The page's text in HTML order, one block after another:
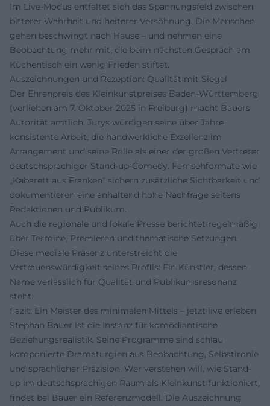
Im Live‑Modus entfaltet sich das Spannungsfeld zwischen
bitterer Wahrheit und heiterer Versöhnung. Die Menschen
gehen beschwingt nach Hause – und nehmen eine
Beobachtung mehr mit, die beim nächsten Gespräch am
Küchentisch ein wenig Frieden stiftet.
Auszeichnungen und Rezeption: Qualität mit Siegel
Der Ehrenpreis des Kleinkunstpreises Baden‑Württemberg
(verliehen am 7. Oktober 2025 in Freiburg) macht Bauers
Autorität amtlich. Jurys würdigen seine über Jahre
konsistente Arbeit, die handwerkliche Exzellenz im
Arrangement und seine Rolle als einer der großen Vertreter
deutschsprachiger Stand-up-Comedy. Fernsehformate wie
„Kabarett aus Franken“ sichern zusätzliche Sichtbarkeit und
dokumentieren eine anhaltend hohe Nachfrage seitens
Redaktionen und Publikum.
Auch die regionale und lokale Presse berichtet regelmäßig
über Termine, Premieren und thematische Setzungen.
Diese mediale Präsenz unterstreicht die
Vertrauenswürdigkeit seines Profils: Ein Künstler, dessen
Name verlässlich für Qualität und Publikumsresonanz
steht.
Fazit: Ein Meister des minimalen Mittels – jetzt live erleben
Stephan Bauer ist die Instanz für komödiantische
Beziehungsrealistik. Seine Programme sind schlau
komponierte Dramaturgien aus Beobachtung, Selbstironie
und sprachlicher Präzision. Wer verstehen will, wie Stand-
up im deutschsprachigen Raum als Kleinkunst funktioniert,
findet bei Bauer ein Referenzmodell. Die Auszeichnung